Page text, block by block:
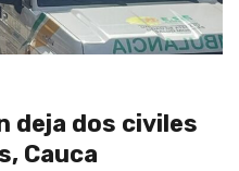
deja dos civiles
Cauca